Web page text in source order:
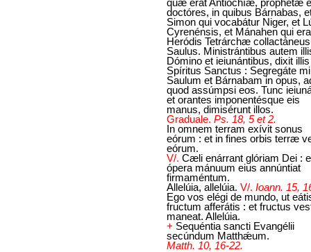
quæ erat Antiochíæ, prophétæ
doctóres, in quibus Bárnabas,
Simon qui vocabátur Niger, et
Cyrenénsis, et Mánahen qui
Heródis Tetrárchæ
Saulus. Ministrántibus autem
Dómino et ieiunántibus, dixit illis
Spíritus Sanctus : Segregáte
Saulum et Bárnabam in opus,
quod assúmpsi eos. Tunc
et orantes imponentésque eis
manus, dimisérunt illos.
Graduale. Ps. 18, 5 et 2.
In omnem terram exívit sonus
eórum : et in fines orbis terræ
eórum.
V/. Cæli enárrant glóriam Dei :
ópera mánuum eius annúntiat
firmaméntum.
Allelúia, allelúia. V/. Ioann. 15,
Ego vos elégi de mundo, ut
fructum afferátis : et fructus
maneat. Allelúia.
+ Sequéntia sancti Evangélii
secúndum Matthǽum.
Matth. 10, 16-22.